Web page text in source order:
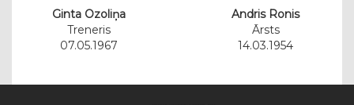
Ginta Ozoliņa
Treneris
07.05.1967
Andris Ronis
Ārsts
14.03.1954